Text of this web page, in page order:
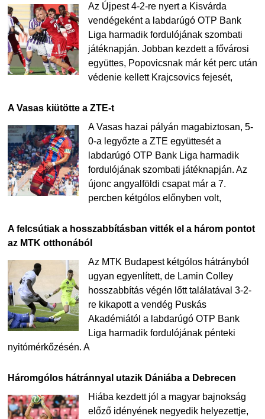
Az Újpest 4-2-re nyert a Kisvárda
vendégeként a labdarúgó OTP Bank
Liga harmadik fordulójának szombati
játéknapján. Jobban kezdett a fővárosi
együttes, Popovicsnak már két perc után
védenie kellett Krajcsovics fejesét,
A Vasas kiütötte a ZTE-t
A Vasas hazai pályán magabiztosan, 5-
0-a legyőzte a ZTE együttesét a
labdarúgó OTP Bank Liga harmadik
fordulójának szombati játéknapján. Az
újonc angyalföldi csapat már a 7.
percben kétgólos előnyben volt,
A felcsútiak a hosszabbításban vitték el a három pontot
az MTK otthonából
Az MTK Budapest kétgólos hátrányból
ugyan egyenlített, de Lamin Colley
hosszabbítás végén lőtt találatával 3-2-
re kikapott a vendég Puskás
Akadémiától a labdarúgó OTP Bank
Liga harmadik fordulójának pénteki
nyitómérkőzésén. A
Háromgólos hátránnyal utazik Dániába a Debrecen
Hiába kezdett jól a magyar bajnokság
előző idényének negyedik helyezettje,